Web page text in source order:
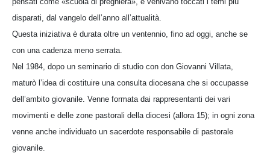
disparati, dal vangelo dell’anno all’attualità.
Questa iniziativa è durata oltre un ventennio, fino ad oggi, anche se
con una cadenza meno serrata.
Nel 1984, dopo un seminario di studio con don Giovanni Villata,
maturò l’idea di costituire una consulta diocesana che si occupasse
dell’ambito giovanile. Venne formata dai rappresentanti dei vari
movimenti e delle zone pastorali della diocesi (allora 15); in ogni zona
venne anche individuato un sacerdote responsabile di pastorale
giovanile.